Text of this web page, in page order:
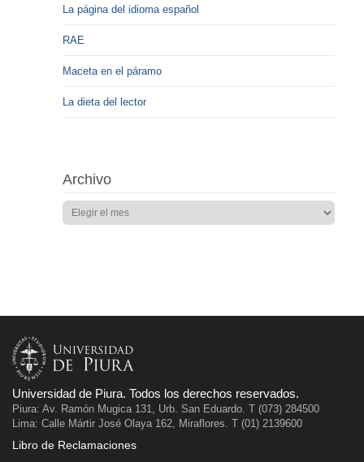
La página del idioma español
RAE
Maceta en el páramo
La dieta del lector
Archivo
Universidad de Piura. Todos los derechos reservados.
Piura: Av. Ramón Mugica 131, Urb. San Eduardo. T (073) 284500
Lima: Calle Mártir José Olaya 162, Miraflores. T (01) 2139600
Libro de Reclamaciones